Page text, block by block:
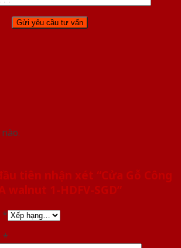
tiên nhận xét “Cửa Gỗ Công
walnut 1-HDFV-SGD”
*
*